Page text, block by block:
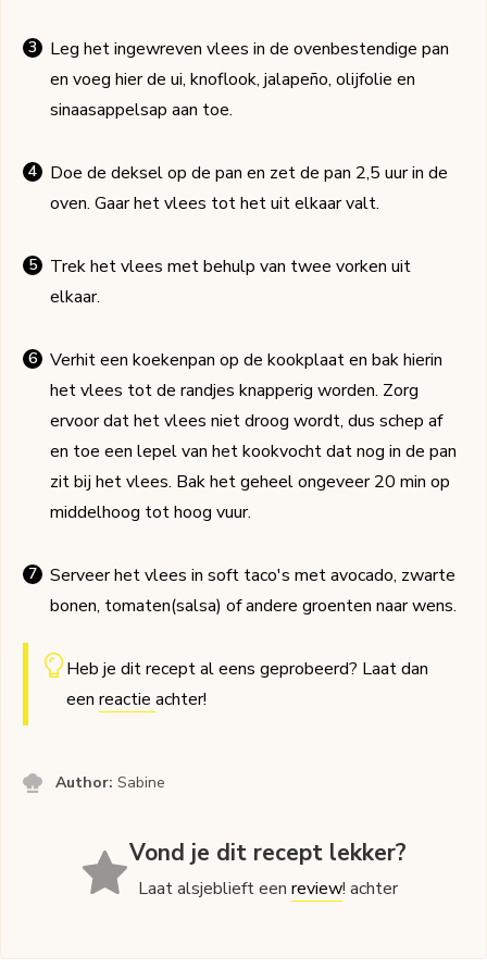
Leg het ingewreven vlees in de ovenbestendige pan
en voeg hier de ui, knoflook, jalapeño, olijfolie en
sinaasappelsap aan toe.
Doe de deksel op de pan en zet de pan 2,5 uur in de
oven. Gaar het vlees tot het uit elkaar valt.
Trek het vlees met behulp van twee vorken uit
elkaar.
Verhit een koekenpan op de kookplaat en bak hierin
het vlees tot de randjes knapperig worden. Zorg
ervoor dat het vlees niet droog wordt, dus schep af
en toe een lepel van het kookvocht dat nog in de pan
zit bij het vlees. Bak het geheel ongeveer 20 min op
middelhoog tot hoog vuur.
Serveer het vlees in soft taco's met avocado, zwarte
bonen, tomaten(salsa) of andere groenten naar wens.
Heb je dit recept al eens geprobeerd? Laat dan
een reactie achter!
Author:Sabine
Vond je dit recept lekker?
Laat alsjeblieft eenreview! achter